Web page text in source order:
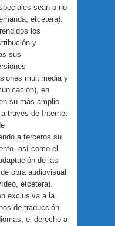
sean o no
etcétera).
los
y
sus
multimedia y
en
su más amplio
través de Internet
a terceros su
así como el
de las
obra audiovisual
etcétera).
exclusiva a la
de traducción
el derecho a